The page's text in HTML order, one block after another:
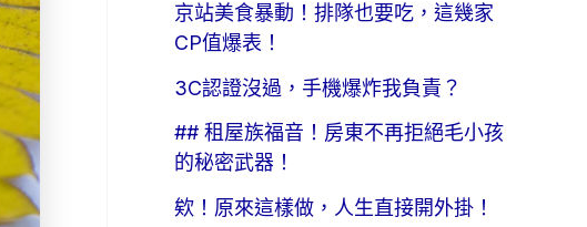
京站美食暴動！排隊也要吃，這幾家
CP值爆表！
3C認證沒過，手機爆炸我負責？
## 租屋族福音！房東不再拒絕毛小孩
的秘密武器！
欸！原來這樣做，人生直接開外掛！